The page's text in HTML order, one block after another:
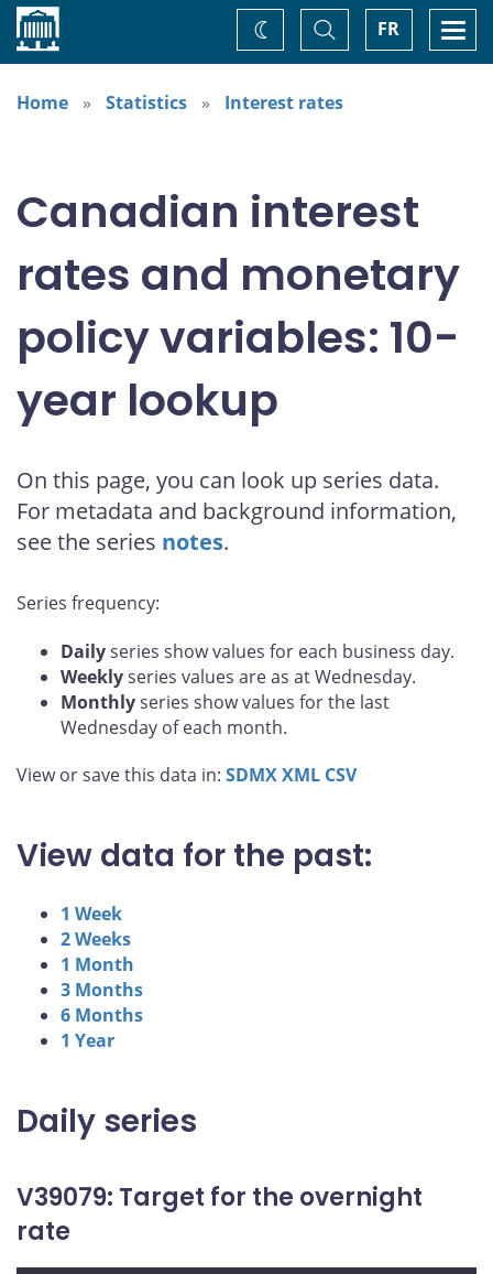
Home FR
Toggle
Search
Change
theme
Home
Statistics Interest rates
Canadian interest
rates and monetary
policy variables: 10-
year lookup
On this page, you can look up series data.
For metadata and background information,
see the series notes.
Series frequency:
Dailyseries show values for each business day.
Weeklyseries values are as at Wednesday.
Monthlyseries show values for the last
Wednesday of each month.
View or save this data in: SDMXXML CSV
View data for the past:
1 Week
2 Weeks
1 Month
3 Months
6 Months
1 Year
Daily series
V39079: Target for the overnight
rate